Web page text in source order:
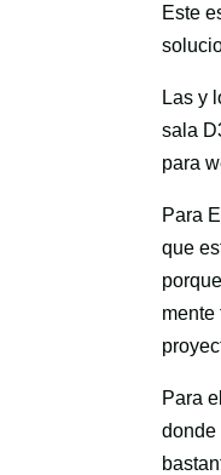
Este
Las y
sala
para
Para
que
mente
Para
donde